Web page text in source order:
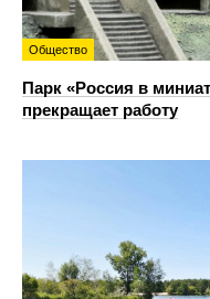
Общество
Парк «Россия в
прекращает работу